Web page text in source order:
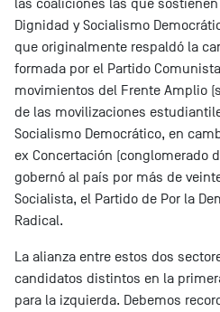
las coaliciones las que
Dignidad y Socialismo
que originalmente respaldó la
formada por el Partido
movimientos del Frente Amplio
de las movilizaciones
Socialismo Democrático, en
ex Concertación (conglomerado
gobernó al país por más de
Socialista, el Partido de Por la
Radical.
La alianza entre estos dos
candidatos distintos en la
para la izquierda. Debemos